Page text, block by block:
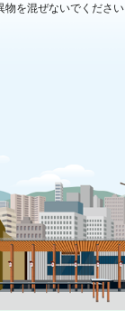
物を混ぜないでください